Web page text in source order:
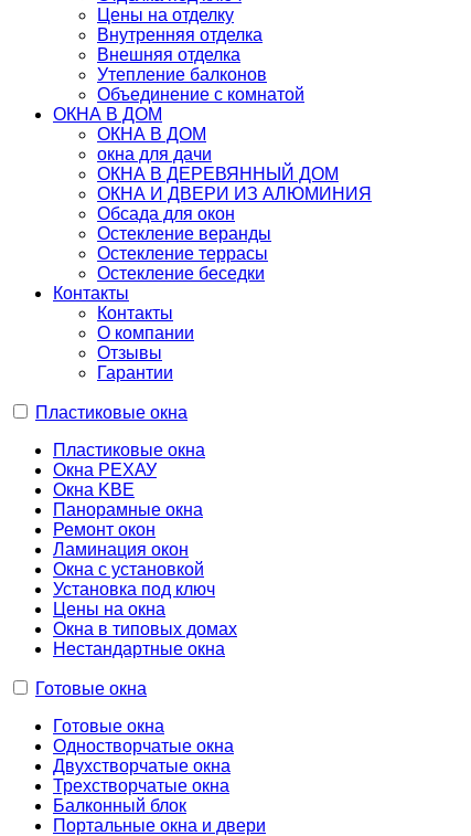
Цены на отделку
Внутренняя отделка
Внешняя отделка
Утепление балконов
Объединение с комнатой
ОКНА В ДОМ
ОКНА В ДОМ
окна для дачи
ОКНА В ДЕРЕВЯННЫЙ ДОМ
ОКНА И ДВЕРИ ИЗ АЛЮМИНИЯ
Обсада для окон
Остекление веранды
Остекление террасы
Остекление беседки
Контакты
Контакты
О компании
Отзывы
Гарантии
Пластиковые окна
Пластиковые окна
Окна РЕХАУ
Окна KBE
Панорамные окна
Ремонт окон
Ламинация окон
Окна с установкой
Установка под ключ
Цены на окна
Окна в типовых домах
Нестандартные окна
Готовые окна
Готовые окна
Одностворчатые окна
Двухстворчатые окна
Трехстворчатые окна
Балконный блок
Портальные окна и двери